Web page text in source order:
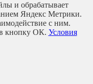
Введите корректный
работы,
пользования нашим
на
и обрабатывает
Яндекс Метрики.
с ним.
кнопку ОК. Условия